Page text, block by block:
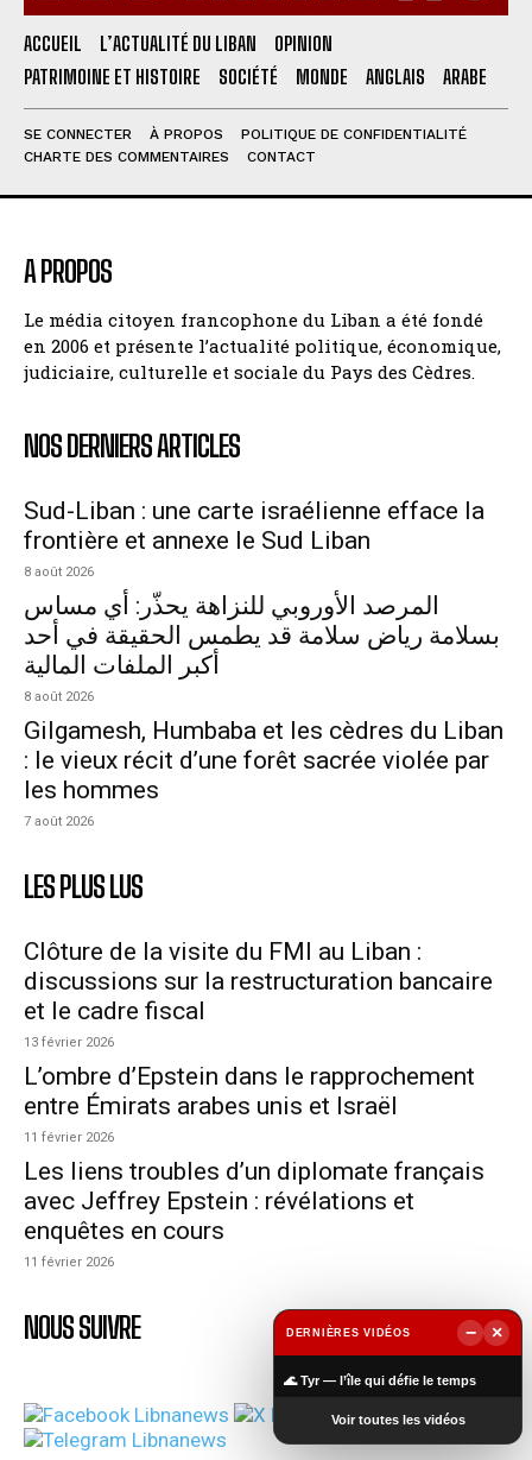
ACCUEIL L’ACTUALITÉ DU LIBAN
OPINION
PATRIMOINE ET HISTOIRE
SOCIÉTÉ MONDE ANGLAIS ARABE
SE CONNECTER À PROPOS
POLITIQUE DE CONFIDENTIALITÉ
CHARTE DES COMMENTAIRES
CONTACT
A PROPOS
Le média citoyen francophone du Liban a été fondé
en 2006 et présente l’actualité politique, économique,
judiciaire, culturelle et sociale du Pays des Cèdres.
NOS DERNIERS ARTICLES
Sud-Liban : une carte israélienne efface la
frontière et annexe le Sud Liban
8 août 2026
المرصد الأوروبي للنزاهة يحذّر: أي مساس
بسلامة رياض سلامة قد يطمس الحقيقة في أحد
أكبر الملفات المالية
8 août 2026
Gilgamesh, Humbaba et les cèdres du Liban
: le vieux récit d’une forêt sacrée violée par
les hommes
7 août 2026
LES PLUS LUS
Clôture de la visite du FMI au Liban :
discussions sur la restructuration bancaire
et le cadre fiscal
13 février 2026
L’ombre d’Epstein dans le rapprochement
entre Émirats arabes unis et Israël
11 février 2026
Les liens troubles d’un diplomate français
avec Jeffrey Epstein : révélations et
enquêtes en cours
11 février 2026
NOUS SUIVRE DERNIÈRES VIDÉOS −
×
🌊 Tyr — l’île qui défie le temps
Voir toutes les vidéos